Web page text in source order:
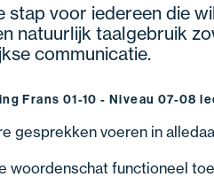
stap voor iedereen die
natuurlijk taalgebruik
communicatie.
Frans 01-10 - Niveau 07-08
gesprekken voeren in
woordenschat functioneel